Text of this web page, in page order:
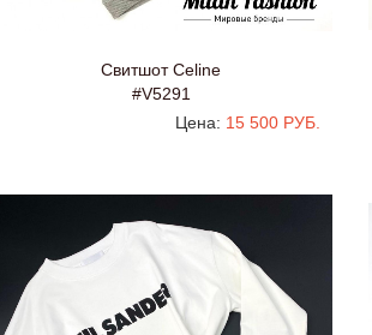
Свитшот Celine
#V5291
Цена: 15 500 РУБ.